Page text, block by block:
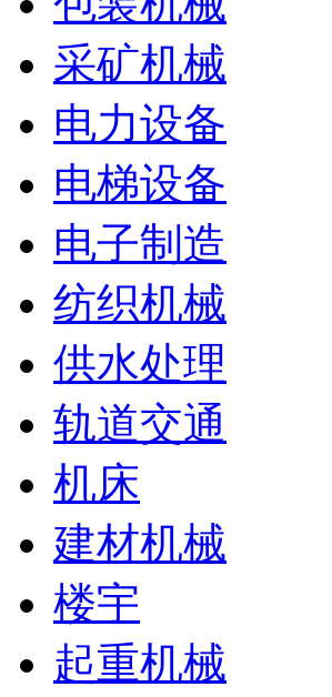
采矿机械
电力设备
电梯设备
电子制造
纺织机械
供水处理
轨道交通
机床
建材机械
楼宇
起重机械